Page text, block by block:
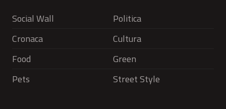
Social Wall
Politica
Cronaca
Cultura
Food
Green
Pets
Street Style